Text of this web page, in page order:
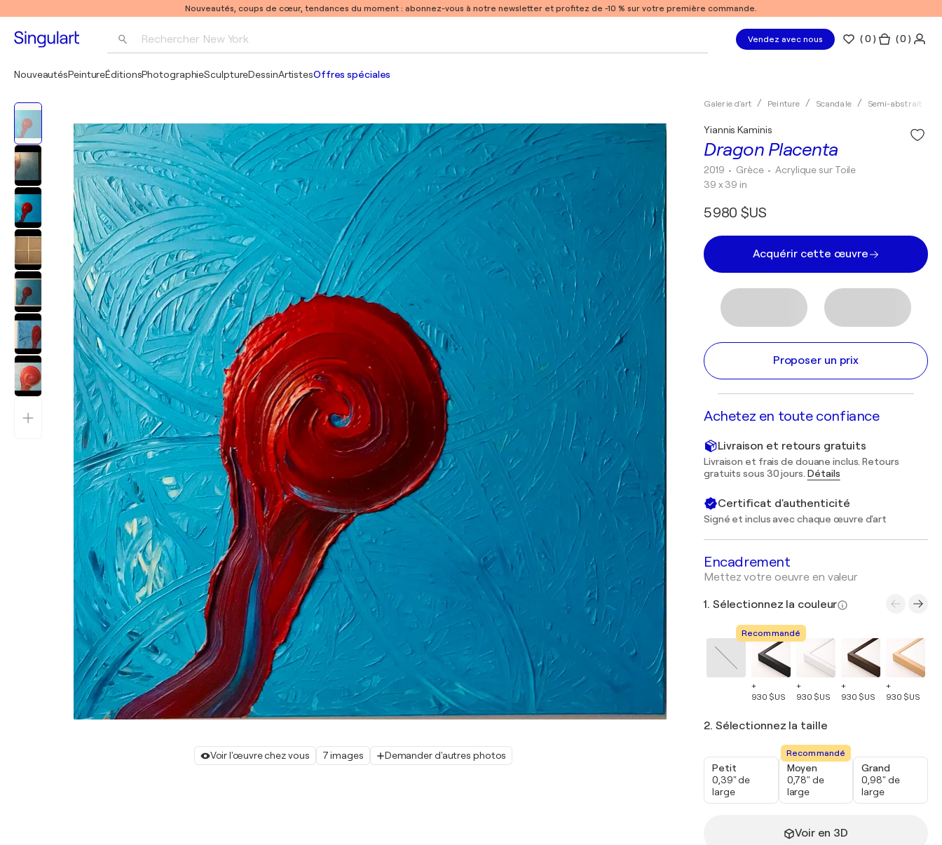
Nouveautés, coups de cœur, tendances du moment : abonnez-vous à notre newsletter et profitez de -10 % sur votre première commande.
Rechercher New York
Pablo Picasso
Vendez avec nous (0 ) ( 0 )
NouveautésPeintureÉditionsPhotographieSculptureDessinArtistesOffres spéciales
Voir l'œuvre chez vous 7 images Demander d'autres photos
Galerie d'art Peinture Scandale Semi-abstrait
Dragon Placenta
Yiannis Kaminis
2019 • Grèce •Acrylique sur Toile
39 x 39 in
5 980 $US
Acquérir cette œuvre
Proposer un prix
Achetez en toute confiance
Livraison et retours gratuits
Livraison et frais de douane inclus. Retours
gratuits sous 30 jours. Détails
Certificat d'authenticité
Signé et inclus avec chaque œuvre d'art
Encadrement
Mettez votre oeuvre en valeur
1. Sélectionnez la couleur
Recommandé
+
930 $US
+
930 $US
+
930 $US
+
930 $US
2. Sélectionnez la taille
Petit
0,39" de
large
Recommandé
Moyen
0,78" de
large
Grand
0,98" de
large
Voir en 3D